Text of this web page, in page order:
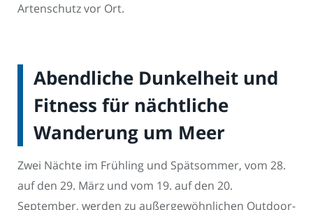
Artenschutz vor Ort.
Abendliche Dunkelheit und
Fitness für nächtliche
Wanderung um Meer
Zwei Nächte im Frühling und Spätsommer, vom 28.
auf den 29. März und vom 19. auf den 20.
September, werden zu außergewöhnlichen Outdoor-